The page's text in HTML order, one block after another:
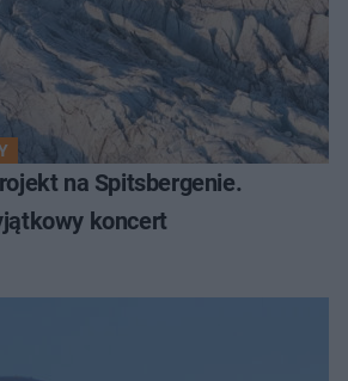
na Spitsbergenie.
koncert